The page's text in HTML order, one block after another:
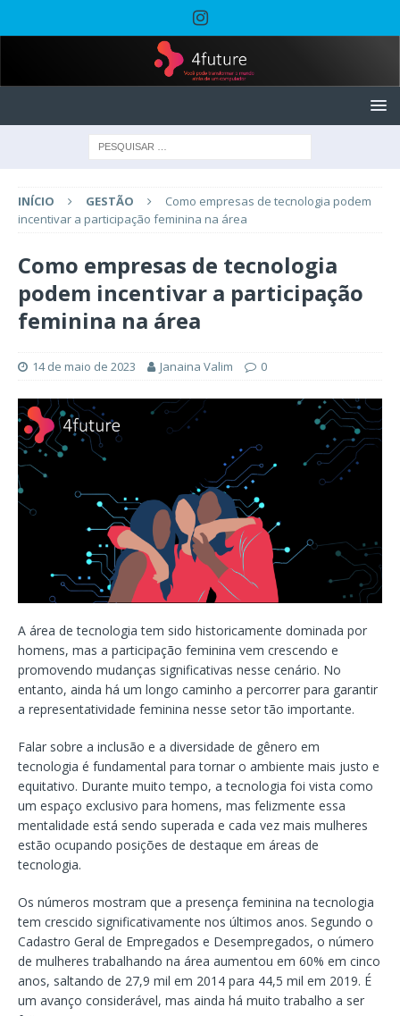
INÍCIO GESTÃO
Como empresas de tecnologia podem
incentivar a participação feminina na área
Como empresas de tecnologia
podem incentivar a participação
feminina na área
14 de maio de 2023 Janaina Valim 0
A área de tecnologia tem sido historicamente dominada por
homens, mas a participação feminina vem crescendo e
promovendo mudanças significativas nesse cenário. No
entanto, ainda há um longo caminho a percorrer para garantir
a representatividade feminina nesse setor tão importante.
Falar sobre a inclusão e a diversidade de gênero em
tecnologia é fundamental para tornar o ambiente mais justo e
equitativo. Durante muito tempo, a tecnologia foi vista como
um espaço exclusivo para homens, mas felizmente essa
mentalidade está sendo superada e cada vez mais mulheres
estão ocupando posições de destaque em áreas de
tecnologia.
Os números mostram que a presença feminina na tecnologia
tem crescido significativamente nos últimos anos. Segundo o
Cadastro Geral de Empregados e Desempregados, o número
de mulheres trabalhando na área aumentou em 60% em cinco
anos, saltando de 27,9 mil em 2014 para 44,5 mil em 2019. É
um avanço considerável, mas ainda há muito trabalho a ser